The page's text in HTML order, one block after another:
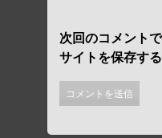
次回のコメント
サイトを保存する